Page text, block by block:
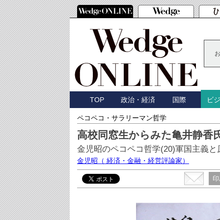
TOP 政治・経済 国際 ビ
ペコペコ・サラリーマン哲学
高校同窓生からみた亀井静香
金児昭のペコペコ哲学(20)軍国主義と
金児昭 （ 経済・金融・経営評論家）